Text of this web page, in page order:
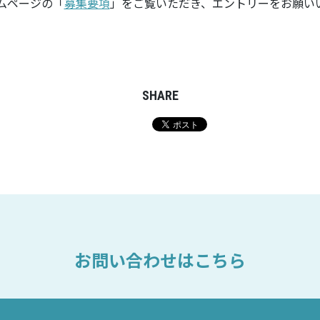
ページの「募集要項」 をご覧いただき、エントリーをお願い
SHARE
お問い合わせはこちら